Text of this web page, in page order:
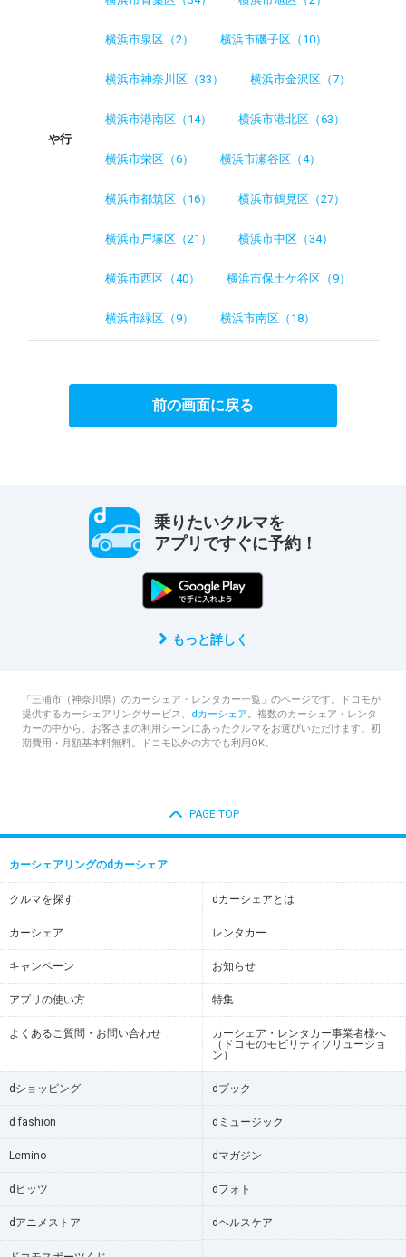
や行
横浜市泉区（2） 横浜市磯子区（10）
横浜市神奈川区（33） 横浜市金沢区（7）
横浜市港南区（14） 横浜市港北区（63）
横浜市栄区（6） 横浜市瀬谷区（4）
横浜市都筑区（16） 横浜市鶴見区（27）
横浜市戸塚区（21） 横浜市中区（34）
横浜市西区（40） 横浜市保土ケ谷区（9）
横浜市緑区（9） 横浜市南区（18）
前の画面に戻る
乗りたいクルマを
アプリですぐに予約！
もっと詳しく
「三浦市（神奈川県）のカーシェア・レンタカー一覧」のページです。ドコモが
提供するカーシェアリングサービス、 dカーシェア。複数のカーシェア・レンタ
カーの中から、お客さまの利用シーンにあったクルマをお選びいただけます。初
期費用・月額基本料無料。ドコモ以外の方でも利用OK。
PAGE TOP
カーシェアリングのdカーシェア
クルマを探す dカーシェアとは
カーシェア レンタカー
キャンペーン お知らせ
アプリの使い方 特集
よくあるご質問・お問い合わせ
カーシェア・レンタカー事業者様へ
（ドコモのモビリティソリューショ
ン）
dショッピング dブック
d fashion dミュージック
Lemino dマガジン
dヒッツ dフォト
dアニメストア dヘルスケア